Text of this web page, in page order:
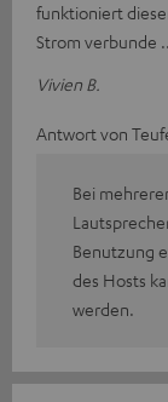
funktioniert
Strom verbunde
Vivien B.
Antwort von
Bei
Benutzung
des Hosts
werden.